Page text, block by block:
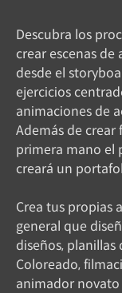
Descubra los
crear escenas de
desde el
ejercicios
animaciones de
Además de
primera mano el
creará un
Crea tus propias
general que
diseños,
Coloreado,
animador novato